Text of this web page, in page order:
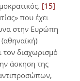
[15]
που έχει
στην Ευρώπη
διαχωρισμό
άσκηση της